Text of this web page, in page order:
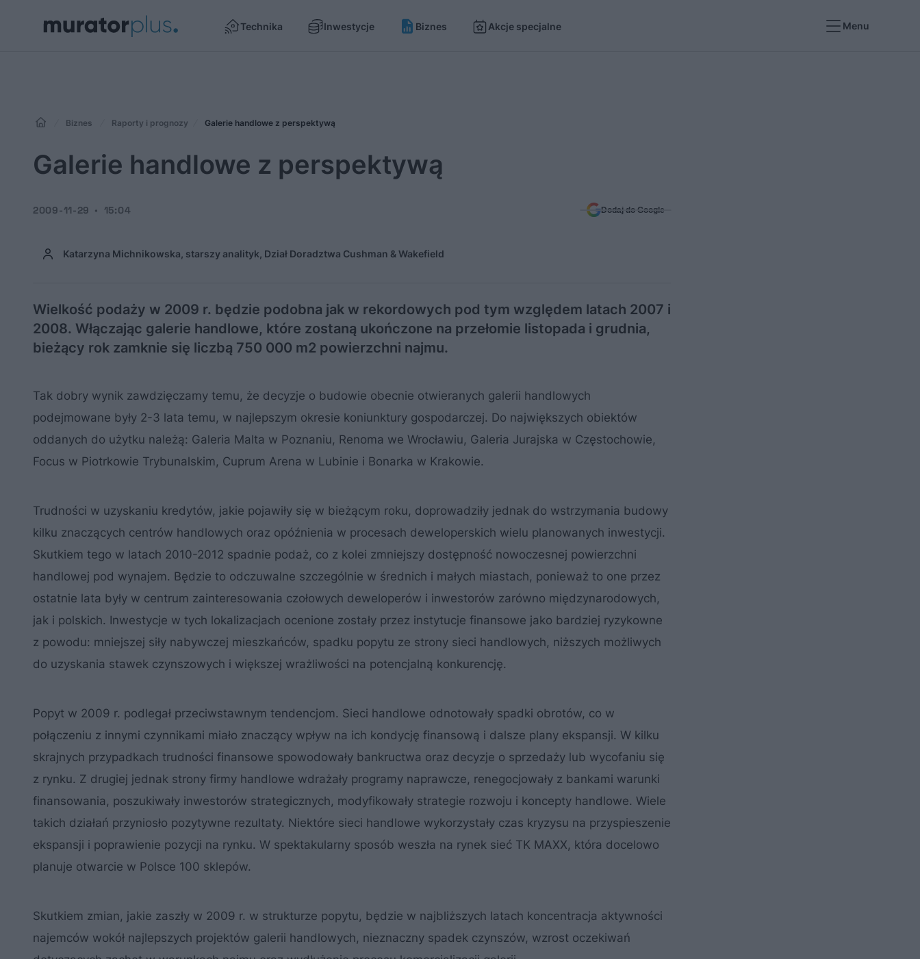
Technika Inwestycje Biznes Akcje specjalne Menu
Biznes Raporty i prognozy Galerie handlowe z perspektywą
Galerie handlowe z perspektywą
Katarzyna Michnikowska, starszy analityk, Dział Doradztwa Cushman & Wakefield
2009-11-29 15:04 Dodaj do Google
Wielkość podaży w 2009 r. będzie podobna jak w rekordowych pod tym względem latach 2007 i
2008. Włączając galerie handlowe, które zostaną ukończone na przełomie listopada i grudnia,
bieżący rok zamknie się liczbą 750 000 m2 powierzchni najmu.
Tak dobry wynik zawdzięczamy temu, że decyzje o budowie obecnie otwieranych galerii handlowych
podejmowane były 2-3 lata temu, w najlepszym okresie koniunktury gospodarczej. Do największych obiektów
oddanych do użytku należą: Galeria Malta w Poznaniu, Renoma we Wrocławiu, Galeria Jurajska w Częstochowie,
Focus w Piotrkowie Trybunalskim, Cuprum Arena w Lubinie i Bonarka w Krakowie.
Trudności w uzyskaniu kredytów, jakie pojawiły się w bieżącym roku, doprowadziły jednak do wstrzymania budowy
kilku znaczących centrów handlowych oraz opóźnienia w procesach deweloperskich wielu planowanych inwestycji.
Skutkiem tego w latach 2010-2012 spadnie podaż, co z kolei zmniejszy dostępność nowoczesnej powierzchni
handlowej pod wynajem. Będzie to odczuwalne szczególnie w średnich i małych miastach, ponieważ to one przez
ostatnie lata były w centrum zainteresowania czołowych deweloperów i inwestorów zarówno międzynarodowych,
jak i polskich. Inwestycje w tych lokalizacjach ocenione zostały przez instytucje finansowe jako bardziej ryzykowne
z powodu: mniejszej siły nabywczej mieszkańców, spadku popytu ze strony sieci handlowych, niższych możliwych
do uzyskania stawek czynszowych i większej wrażliwości na potencjalną konkurencję.
Popyt w 2009 r. podlegał przeciwstawnym tendencjom. Sieci handlowe odnotowały spadki obrotów, co w
połączeniu z innymi czynnikami miało znaczący wpływ na ich kondycję finansową i dalsze plany ekspansji. W kilku
skrajnych przypadkach trudności finansowe spowodowały bankructwa oraz decyzje o sprzedaży lub wycofaniu się
z rynku. Z drugiej jednak strony firmy handlowe wdrażały programy naprawcze, renegocjowały z bankami warunki
finansowania, poszukiwały inwestorów strategicznych, modyfikowały strategie rozwoju i koncepty handlowe. Wiele
takich działań przyniosło pozytywne rezultaty. Niektóre sieci handlowe wykorzystały czas kryzysu na przyspieszenie
ekspansji i poprawienie pozycji na rynku. W spektakularny sposób weszła na rynek sieć TK MAXX, która docelowo
planuje otwarcie w Polsce 100 sklepów.
Skutkiem zmian, jakie zaszły w 2009 r. w strukturze popytu, będzie w najbliższych latach koncentracja aktywności
najemców wokół najlepszych projektów galerii handlowych, nieznaczny spadek czynszów, wzrost oczekiwań